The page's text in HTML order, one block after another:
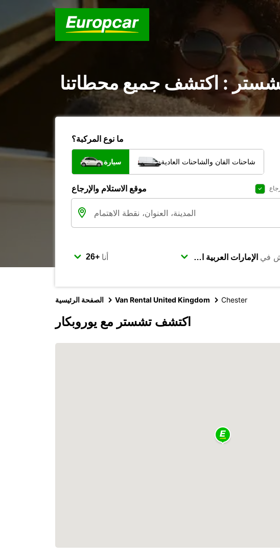
: اكتشف جميع محطاتنا
ما نوع المركبة؟
سيارة شاحنات الفان والشاحنات العادية
موقع الاستلام والإرجاع
أنا في
الصفحة الرئيسية Van Rental United Kingdom Chester
اكتشف تشستر مع يوروبكار